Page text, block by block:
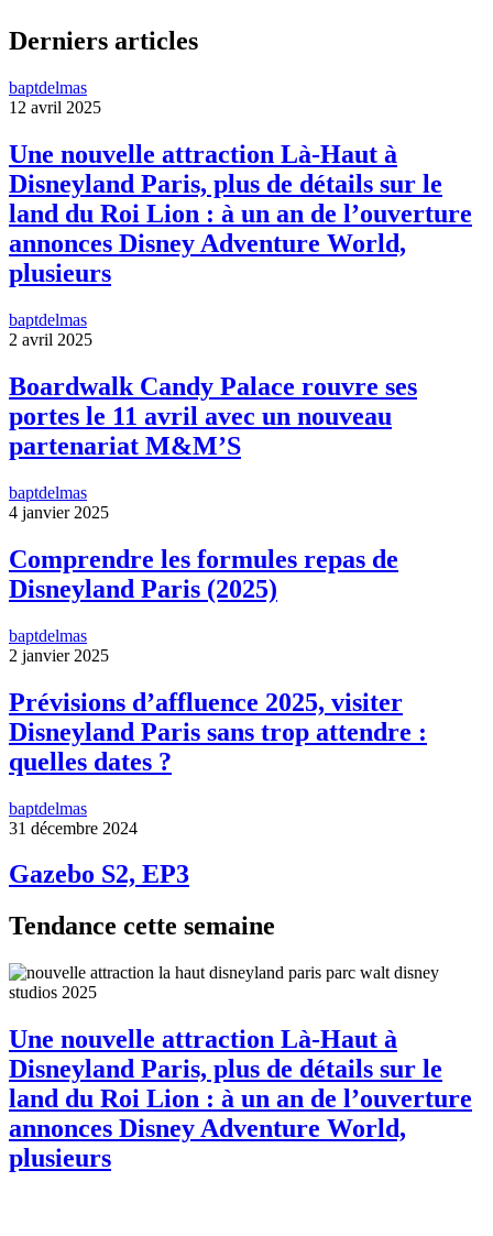
Derniers articles
baptdelmas
12 avril 2025
Une nouvelle attraction Là-Haut à
Disneyland Paris, plus de détails sur le
land du Roi Lion : à un an de l’ouverture
annonces Disney Adventure World,
plusieurs
baptdelmas
2 avril 2025
Boardwalk Candy Palace rouvre ses
portes le 11 avril avec un nouveau
partenariat M&M’S
baptdelmas
4 janvier 2025
Comprendre les formules repas de
Disneyland Paris (2025)
baptdelmas
2 janvier 2025
Prévisions d’affluence 2025, visiter
Disneyland Paris sans trop attendre :
quelles dates ?
baptdelmas
31 décembre 2024
Gazebo S2, EP3
Tendance cette semaine
Une nouvelle attraction Là-Haut à
Disneyland Paris, plus de détails sur le
land du Roi Lion : à un an de l’ouverture
annonces Disney Adventure World,
plusieurs